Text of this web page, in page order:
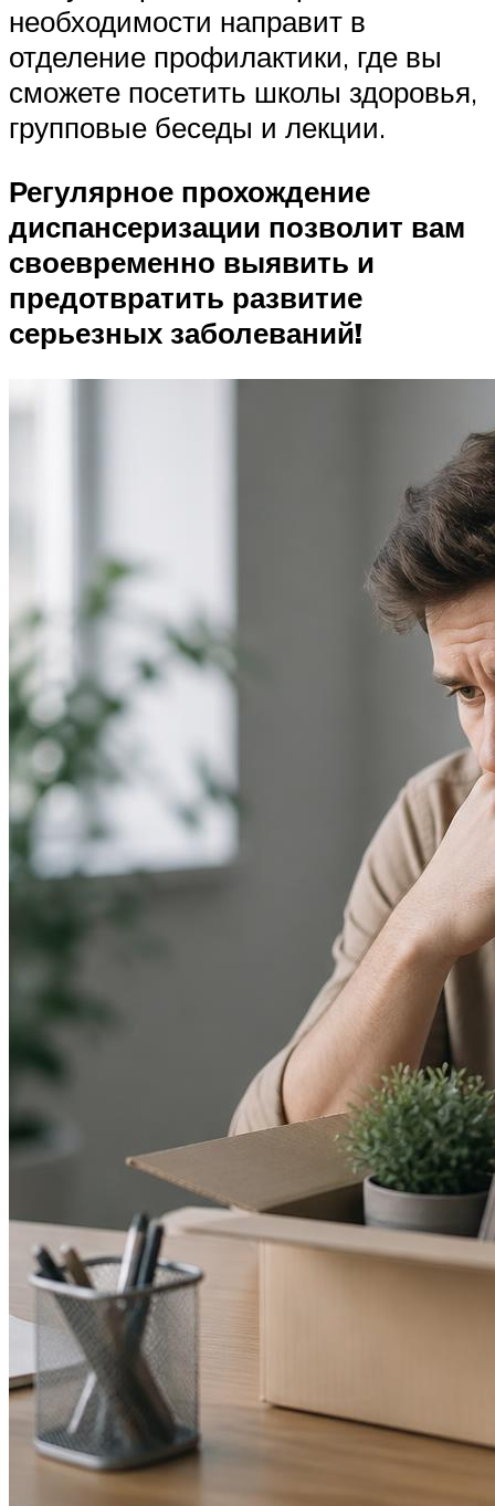
необходимости направит в
отделение профилактики, где вы
сможете посетить школы здоровья,
групповые беседы и лекции.
Регулярное прохождение
диспансеризации позволит вам
своевременно выявить и
предотвратить развитие
серьезных заболеваний!